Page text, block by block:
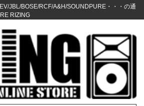
JBL/BOSE/RCF/A&H/SOUNDPURE・・・の通
RIZING